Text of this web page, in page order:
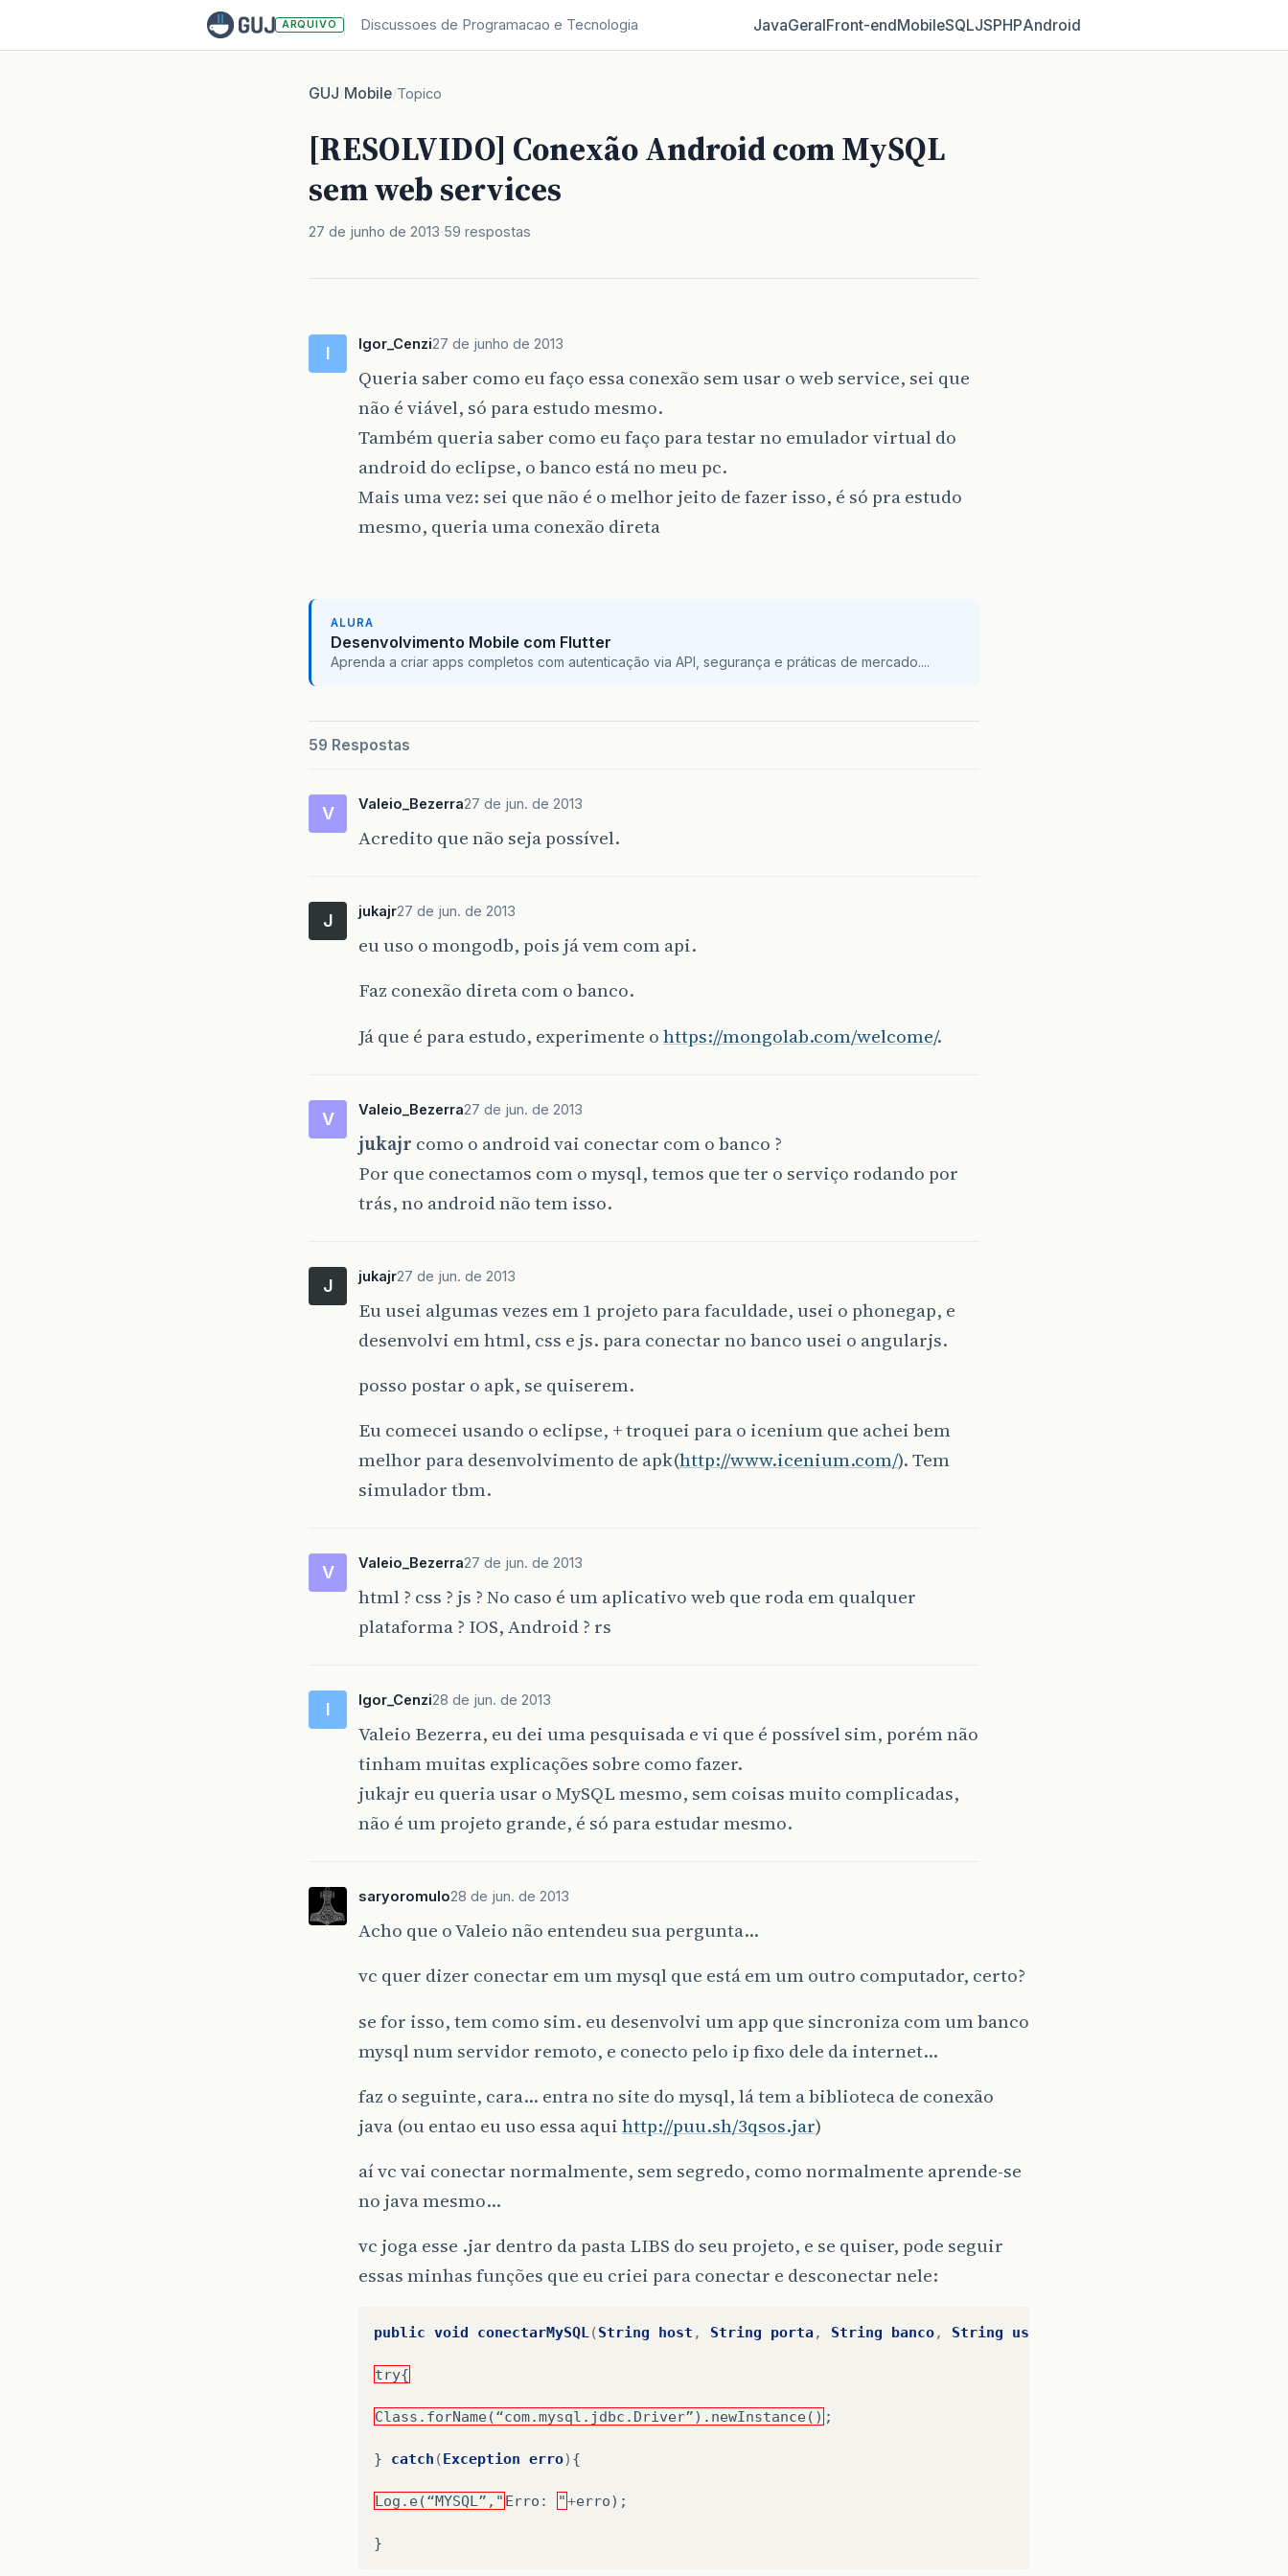
ARQUIVO Discussoes de Programacao e Tecnologia JavaGeralFront‑endMobileSQLJSPHPAndroid
GUJ/Mobile/Topico
[RESOLVIDO] Conexão Android com MySQL
sem web services
27 de junho de 2013 59 respostas
I Igor_Cenzi27 de junho de 2013
Queria saber como eu faço essa conexão sem usar o web service, sei que
não é viável, só para estudo mesmo.
Também queria saber como eu faço para testar no emulador virtual do
android do eclipse, o banco está no meu pc.
Mais uma vez: sei que não é o melhor jeito de fazer isso, é só pra estudo
mesmo, queria uma conexão direta
ALURA
Desenvolvimento Mobile com Flutter
Aprenda a criar apps completos com autenticação via API, segurança e práticas de mercado....
59 Respostas
V Valeio_Bezerra27 de jun. de 2013
Acredito que não seja possível.
J jukajr27 de jun. de 2013
eu uso o mongodb, pois já vem com api.
Faz conexão direta com o banco.
Já que é para estudo, experimente ohttps://mongolab.com/welcome/.
V Valeio_Bezerra27 de jun. de 2013
jukajr como o android vai conectar com o banco ?
Por que conectamos com o mysql, temos que ter o serviço rodando por
trás, no android não tem isso.
J jukajr27 de jun. de 2013
Eu usei algumas vezes em 1 projeto para faculdade, usei o phonegap, e
desenvolvi em html, css e js. para conectar no banco usei o angularjs.
posso postar o apk, se quiserem.
Eu comecei usando o eclipse, + troquei para o icenium que achei bem
melhor para desenvolvimento de apk(http://www.icenium.com/). Tem
simulador tbm.
V Valeio_Bezerra27 de jun. de 2013
html ? css ? js ? No caso é um aplicativo web que roda em qualquer
plataforma ? IOS, Android ? rs
I Igor_Cenzi28 de jun. de 2013
Valeio Bezerra, eu dei uma pesquisada e vi que é possível sim, porém não
tinham muitas explicações sobre como fazer.
jukajr eu queria usar o MySQL mesmo, sem coisas muito complicadas,
não é um projeto grande, é só para estudar mesmo.
saryoromulo28 de jun. de 2013
Acho que o Valeio não entendeu sua pergunta…
vc quer dizer conectar em um mysql que está em um outro computador, certo?
se for isso, tem como sim. eu desenvolvi um app que sincroniza com um banco
mysql num servidor remoto, e conecto pelo ip fixo dele da internet…
faz o seguinte, cara… entra no site do mysql, lá tem a biblioteca de conexão
java (ou entao eu uso essa aquihttp://puu.sh/3qsos.jar)
aí vc vai conectar normalmente, sem segredo, como normalmente aprende-se
no java mesmo…
vc joga esse .jar dentro da pasta LIBS do seu projeto, e se quiser, pode seguir
essas minhas funções que eu criei para conectar e desconectar nele:
public void conectarMySQL (String host , String porta, String banco, String usuario
try{
Class.forName(“com.mysql.jdbc.Driver”).newInstance() ;
} catch (Exception erro) {
Log.e(“MYSQL”," Erro : "+erro);
}